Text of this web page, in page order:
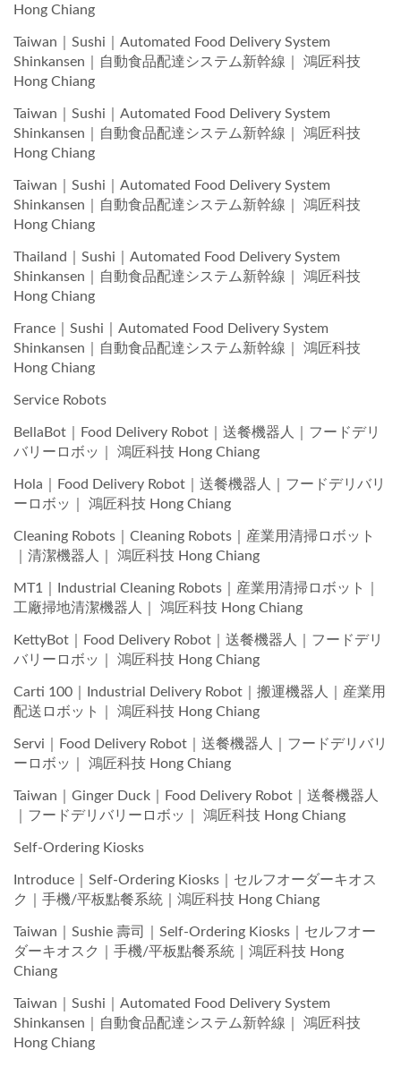
Hong Chiang
Taiwan｜Sushi｜Automated Food Delivery System
Shinkansen｜自動食品配達システム新幹線｜ 鴻匠科技
Hong Chiang
Taiwan｜Sushi｜Automated Food Delivery System
Shinkansen｜自動食品配達システム新幹線｜ 鴻匠科技
Hong Chiang
Taiwan｜Sushi｜Automated Food Delivery System
Shinkansen｜自動食品配達システム新幹線｜ 鴻匠科技
Hong Chiang
Thailand｜Sushi｜Automated Food Delivery System
Shinkansen｜自動食品配達システム新幹線｜ 鴻匠科技
Hong Chiang
France｜Sushi｜Automated Food Delivery System
Shinkansen｜自動食品配達システム新幹線｜ 鴻匠科技
Hong Chiang
Service Robots
BellaBot｜Food Delivery Robot｜送餐機器人｜フードデリ
バリーロボッ｜ 鴻匠科技 Hong Chiang
Hola｜Food Delivery Robot｜送餐機器人｜フードデリバリ
ーロボッ｜ 鴻匠科技 Hong Chiang
Cleaning Robots｜Cleaning Robots｜産業用清掃ロボット
｜清潔機器人｜ 鴻匠科技 Hong Chiang
MT1｜Industrial Cleaning Robots｜産業用清掃ロボット｜
工廠掃地清潔機器人｜ 鴻匠科技 Hong Chiang
KettyBot｜Food Delivery Robot｜送餐機器人｜フードデリ
バリーロボッ｜ 鴻匠科技 Hong Chiang
Carti 100｜Industrial Delivery Robot｜搬運機器人｜産業用
配送ロボット｜ 鴻匠科技 Hong Chiang
Servi｜Food Delivery Robot｜送餐機器人｜フードデリバリ
ーロボッ｜ 鴻匠科技 Hong Chiang
Taiwan｜Ginger Duck｜Food Delivery Robot｜送餐機器人
｜フードデリバリーロボッ｜ 鴻匠科技 Hong Chiang
Self-Ordering Kiosks
Introduce｜Self-Ordering Kiosks｜セルフオーダーキオス
ク｜手機/平板點餐系統｜鴻匠科技 Hong Chiang
Taiwan｜Sushie 壽司｜Self-Ordering Kiosks｜セルフオー
ダーキオスク｜手機/平板點餐系統｜鴻匠科技 Hong
Chiang
Taiwan｜Sushi｜Automated Food Delivery System
Shinkansen｜自動食品配達システム新幹線｜ 鴻匠科技
Hong Chiang